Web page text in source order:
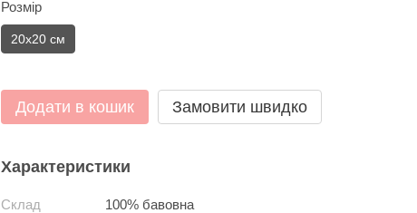
Розмір
20х20 см
Додати в кошик Замовити швидко
Характеристики
Склад
100% бавовна